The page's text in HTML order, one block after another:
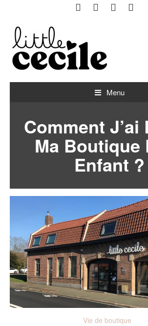
little cecile Menu
Comment J’ai
Ma Boutique
Enfant ?
Vie de boutique